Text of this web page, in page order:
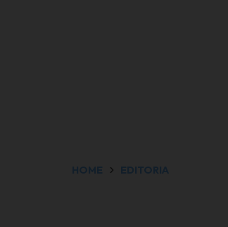
HOME EDITORIA